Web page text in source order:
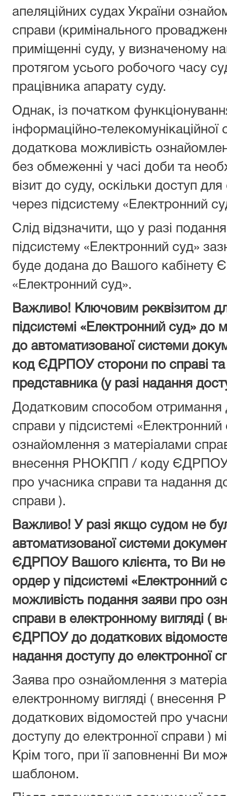
апеляційних судах України
справи (кримінального
приміщенні суду, у визначеному
протягом усього робочого часу
працівника апарату суду.
Однак, із початком
інформаційно-
додаткова можливість
без обмеженні у часі доби та
візит до суду, оскільки доступ
через підсистему «Електронний
Слід відзначити, що у разі
підсистему «Електронний суд»
буде додана до Вашого кабінету
«Електронний суд».
Важливо! Ключовим реквізитом
підсистемі «Електронний суд» до
до автоматизованої системи
код ЄДРПОУ сторони по справі та
представника (у разі надання
Додатковим способом отримання
справи у підсистемі
ознайомлення з матеріалами
внесення РНОКПП / коду ЄДРПОУ
про учасника справи та надання
справи ).
Важливо! У разі якщо судом не
автоматизованої системи
ЄДРПОУ Вашого клієнта, то Ви
ордер у підсистемі «Електронний
можливість подання заяви про
справи в електронному вигляді
ЄДРПОУ до додаткових
надання доступу до електронної
Заява про ознайомлення з
електронному вигляді (
додаткових відомостей про
доступу до електронної справи )
Крім того, при її заповненні Ви
шаблоном.